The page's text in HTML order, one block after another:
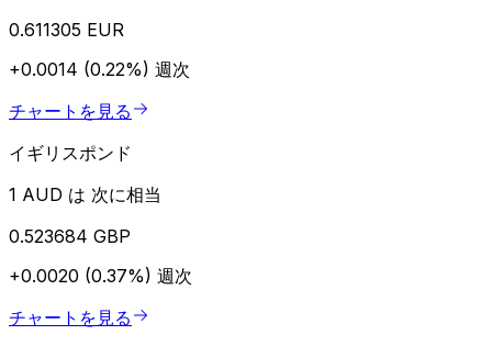
0.611305 EUR
+0.0014 (0.22%) 週次
チャートを見る
イギリスポンド
1 AUD は 次に相当
0.523684 GBP
+0.0020 (0.37%) 週次
チャートを見る